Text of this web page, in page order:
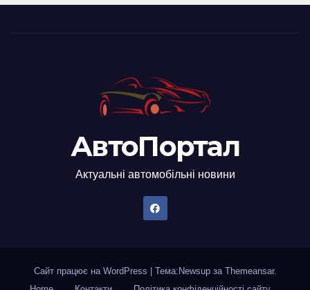
АвтоПортал
Актуальні автомобільні новини
Сайт працює на WordPress | Тема:Newsup за Themeansar.